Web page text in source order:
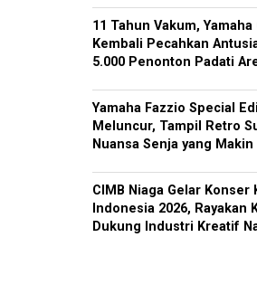
11 Tahun Vakum,
Kembali Pecahkan
5.000 Penonton Padati
Yamaha Fazzio Special
Meluncur, Tampil Retro
Nuansa Senja yang Makin
CIMB Niaga Gelar
Indonesia 2026, Rayakan
Dukung Industri Kreatif